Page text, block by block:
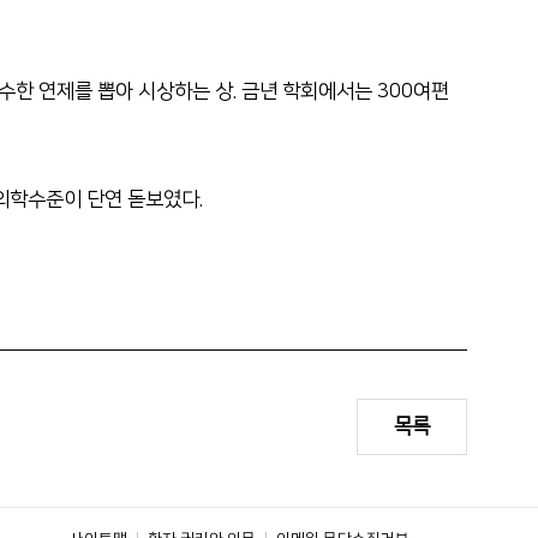
한 연제를 뽑아 시상하는 상. 금년 학회에서는 300여편
수준이 단연 돋보였다.
목록